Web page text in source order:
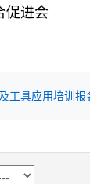
促进会
工具应用培训